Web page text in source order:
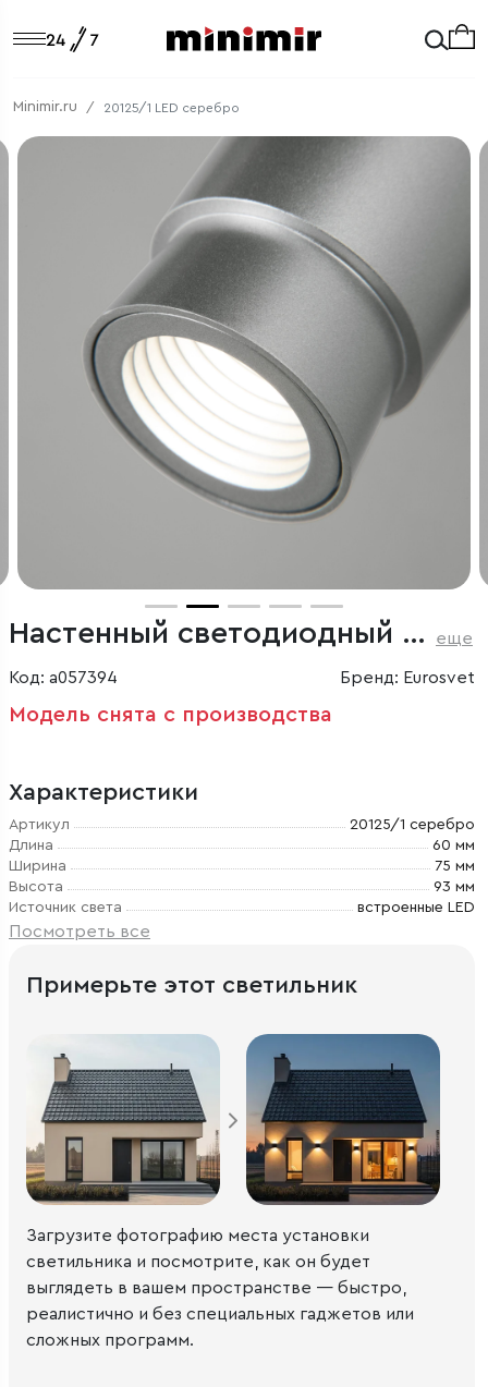
Minimir.ru 20125/1 LED серебро
Настенный светодиодный светильник еще
Код: a057394 Бренд: Eurosvet
Модель снята с производства
Характеристики
Артикул
20125/1 серебро
Длина
60 мм
Ширина
75 мм
Высота
93 мм
Источник света
встроенные LED
Посмотреть все
Примерьте этот светильник
Загрузите фотографию места установки
светильника и посмотрите, как он будет
выглядеть в вашем пространстве — быстро,
реалистично и без специальных гаджетов или
сложных программ.